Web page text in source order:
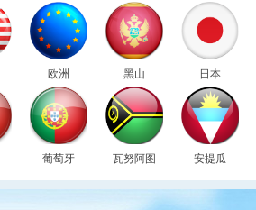
欧洲 黑山 日本
葡萄牙 瓦努阿图 安提瓜